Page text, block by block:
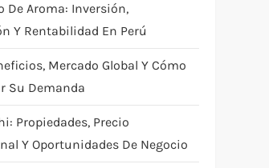
De Aroma: Inversión,
Y Rentabilidad En Perú
Mercado Global Y Cómo
Su Demanda
Propiedades, Precio
Y Oportunidades De Negocio